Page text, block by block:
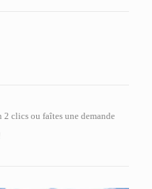
clics ou faîtes une demande